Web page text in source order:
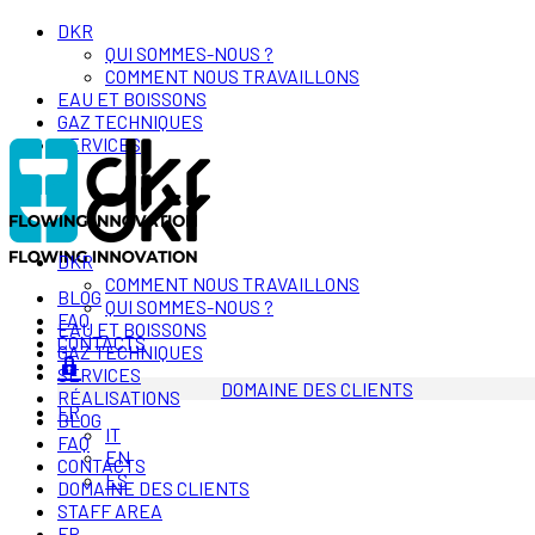
DKR
QUI SOMMES-NOUS ?
COMMENT NOUS TRAVAILLONS
EAU ET BOISSONS
GAZ TECHNIQUES
SERVICES
BLOG
FAQ
CONTACTS
DOMAINE DES CLIENTS
FR
IT
EN
ES
DKR
COMMENT NOUS TRAVAILLONS
QUI SOMMES-NOUS ?
EAU ET BOISSONS
GAZ TECHNIQUES
SERVICES
RÉALISATIONS
BLOG
FAQ
CONTACTS
DOMAINE DES CLIENTS
STAFF AREA